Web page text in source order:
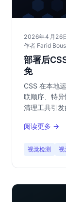
2026年4月26
作者 Farid
部署后
免
CSS 在本地
联顺序、特
清理工具引
阅读更多 →
视觉检测 视